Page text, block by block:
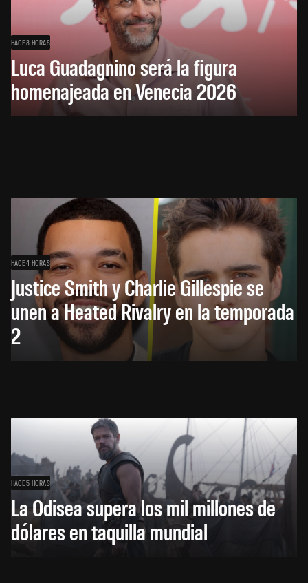
HACE 3 HORAS
Luca Guadagnino será la figura
homenajeada en Venecia 2026
HACE 4 HORAS
Justice Smith y Charlie Gillespie se
unen a Heated Rivalry en la temporada
2
HACE 5 HORAS
La Odisea supera los mil millones de
dólares en taquilla mundial